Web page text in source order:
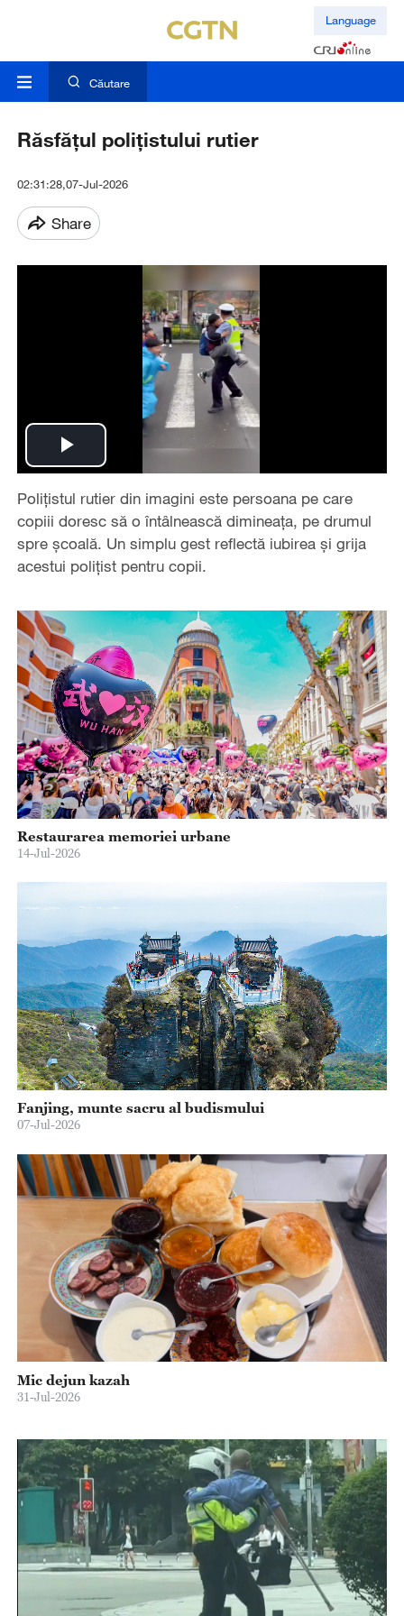
Language
Căutare
Răsfățul polițistului rutier
02:31:28,07-Jul-2026
Share
Play
Video
Polițistul rutier din imagini este persoana pe care
copiii doresc să o întâlnească dimineața, pe drumul
spre școală. Un simplu gest reflectă iubirea și grija
acestui polițist pentru copii.
Restaurarea memoriei urbane
14-Jul-2026
Fanjing, munte sacru al budismului
07-Jul-2026
Mic dejun kazah
31-Jul-2026